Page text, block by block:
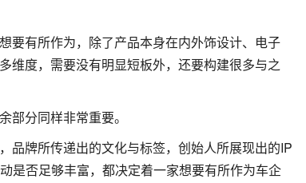
要有所作为，除了产品本身在内外饰设计、电子
维度，需要没有明显短板外，还要构建很多与之
部分同样非常重要。
品牌所传递出的文化与标签，创始人所展现出的IP
是否足够丰富，都决定着一家想要有所作为车企